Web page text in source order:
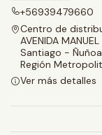
+56939479660
Centro de
AVENIDA
Santiago - Ñuñoa
Región
Ver más detalles